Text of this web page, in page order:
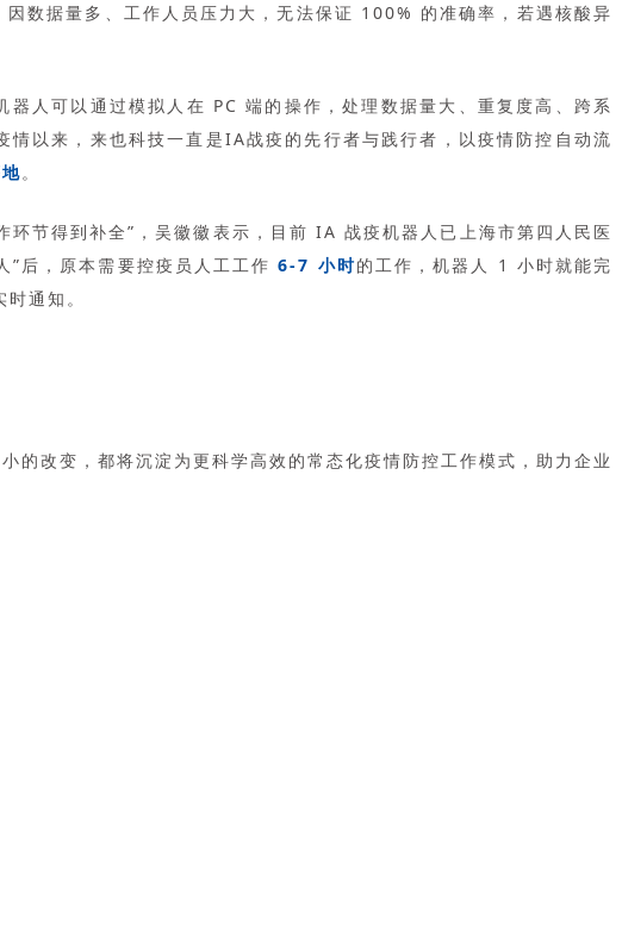
数据量多、工作人员压力大，无法保证 100% 的准确率，若遇核酸异
器人可以通过模拟人在 PC 端的操作，处理数据量大、重复度高、跨系
情以来，来也科技一直是IA战疫的先行者与践行者，以疫情防控自动流
。
环节得到补全”，吴徽徽表示，目前 IA 战疫机器人已上海市第四人民医
后，原本需要控疫员人工工作 6-7 小时的工作，机器人 1 小时就能完
通知。
的改变，都将沉淀为更科学高效的常态化疫情防控工作模式，助力企业